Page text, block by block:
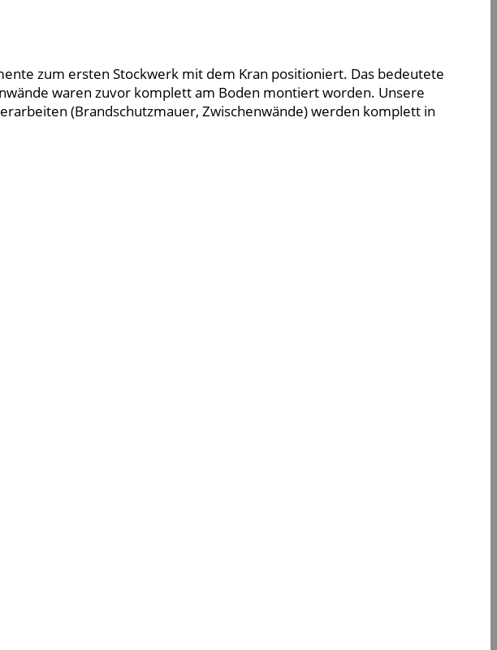
zum ersten Stockwerk mit dem Kran positioniert. Das bedeutete
waren zuvor komplett am Boden montiert worden. Unsere
(Brandschutzmauer, Zwischenwände) werden komplett in